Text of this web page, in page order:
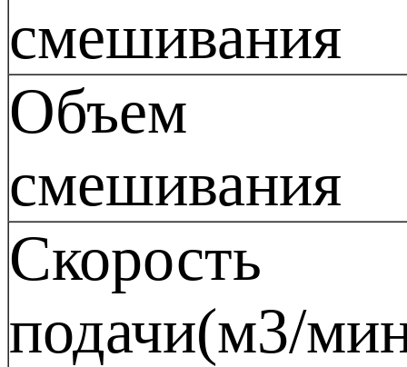
смешивания
Объем
смешивания
Скорость
подачи(м3/